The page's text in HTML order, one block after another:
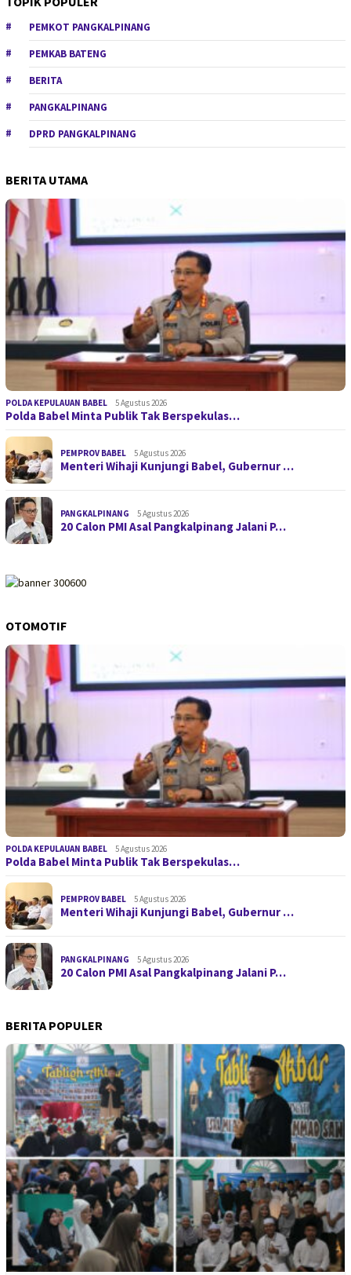
PEMKOT PANGKALPINANG
PEMKAB BATENG
BERITA
PANGKALPINANG
DPRD PANGKALPINANG
BERITA UTAMA
POLDA KEPULAUAN BABEL 5 Agustus 2026
Polda Babel Minta Publik Tak Berspekulas…
PEMPROV BABEL 5 Agustus 2026
Menteri Wihaji Kunjungi Babel, Gubernur …
PANGKALPINANG 5 Agustus 2026
20 Calon PMI Asal Pangkalpinang Jalani P…
OTOMOTIF
POLDA KEPULAUAN BABEL 5 Agustus 2026
Polda Babel Minta Publik Tak Berspekulas…
PEMPROV BABEL 5 Agustus 2026
Menteri Wihaji Kunjungi Babel, Gubernur …
PANGKALPINANG 5 Agustus 2026
20 Calon PMI Asal Pangkalpinang Jalani P…
BERITA POPULER